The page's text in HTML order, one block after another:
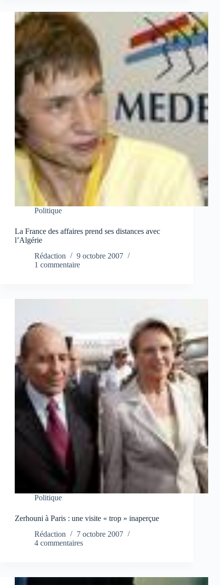
Politique
La France des affaires prend ses distances avec
l’Algérie
Rédaction
9 octobre 2007
1 commentaire
Politique
Zerhouni à Paris : une visite « trop » inaperçue
Rédaction
7 octobre 2007
4 commentaires